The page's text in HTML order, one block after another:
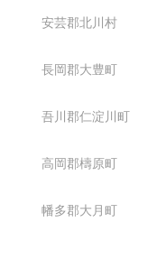
安芸郡北川村
長岡郡大豊町
吾川郡仁淀川町
高岡郡檮原町
幡多郡大月町